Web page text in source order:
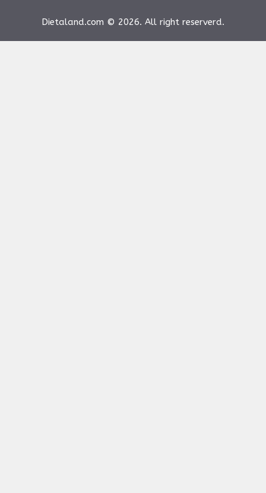
Dietaland.com © 2026. All right reserverd.